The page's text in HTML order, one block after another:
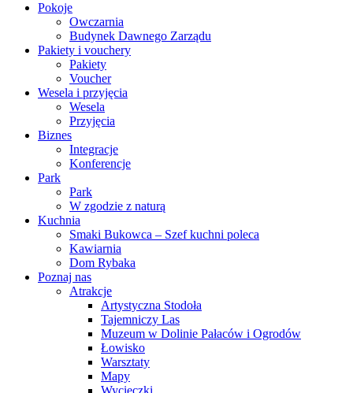
Pokoje
Owczarnia
Budynek Dawnego Zarządu
Pakiety i vouchery
Pakiety
Voucher
Wesela i przyjęcia
Wesela
Przyjęcia
Biznes
Integracje
Konferencje
Park
Park
W zgodzie z naturą
Kuchnia
Smaki Bukowca – Szef kuchni poleca
Kawiarnia
Dom Rybaka
Poznaj nas
Atrakcje
Artystyczna Stodoła
Tajemniczy Las
Muzeum w Dolinie Pałaców i Ogrodów
Łowisko
Warsztaty
Mapy
Wycieczki